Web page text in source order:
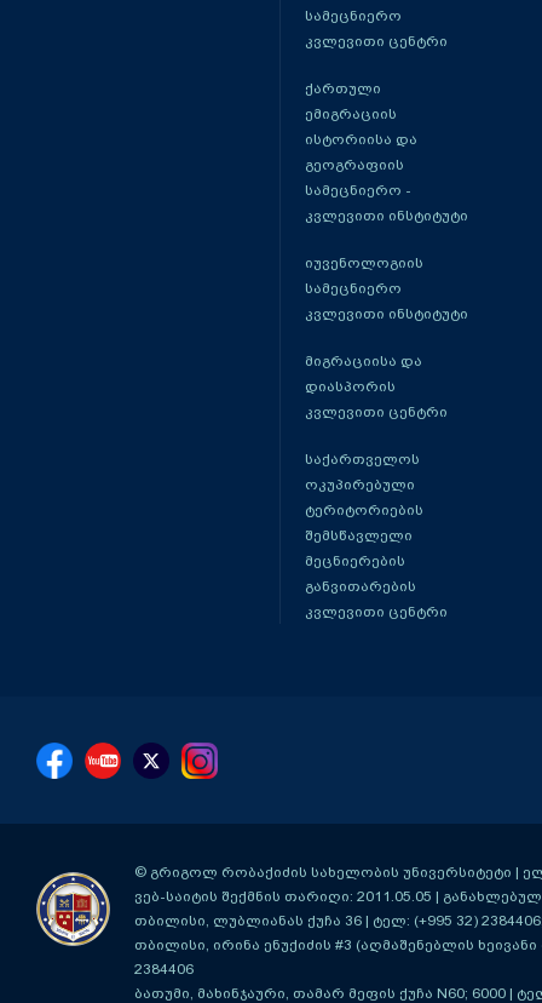
სამეცნიერო
კვლევითი ცენტრი
ქართული
ემიგრაციის
ისტორიისა და
გეოგრაფიის
სამეცნიერო -
კვლევითი ინსტიტუტი
იუვენოლოგიის
სამეცნიერო
კვლევითი ინსტიტუტი
მიგრაციისა და
დიასპორის
კვლევითი ცენტრი
საქართველოს
ოკუპირებული
ტერიტორიების
შემსწავლელი
მეცნიერების
განვითარების
კვლევითი ცენტრი
© გრიგოლ რობაქიძის სახელობის უნივერსიტეტი |
ვებ-საიტის შექმნის თარიღი: 2011.05.05 |
თბილისი, ლუბლიანას ქუჩა 36 | ტელ: (+995 32)
თბილისი, ირინა ენუქიძის #3 (აღმაშენებლის ხეივანი
2384406
ბათუმი, მახინჯაური, თამარ მეფის ქუჩა N60; 6000 |